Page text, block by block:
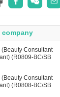
company
(Beauty Consultant
(R0809-BC/SB
(Beauty Consultant
(R0808-BC/SB